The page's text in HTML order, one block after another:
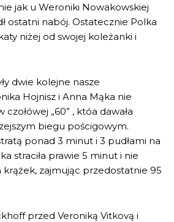
jak u Weroniki Nowakowskiej
ostatni nabój. Ostatecznie Polka
niżej od swojej koleżanki i
dwie kolejne nasze
Hojnisz i Anna Mąka nie
czołówej „60” , któa dawała
biegu pościgowym.
ponad 3 minut i 3 pudłami na
straciła prawie 5 minut i nie
krążek, zajmując przedostatnie 95
przed Veroniką Vitkovą i